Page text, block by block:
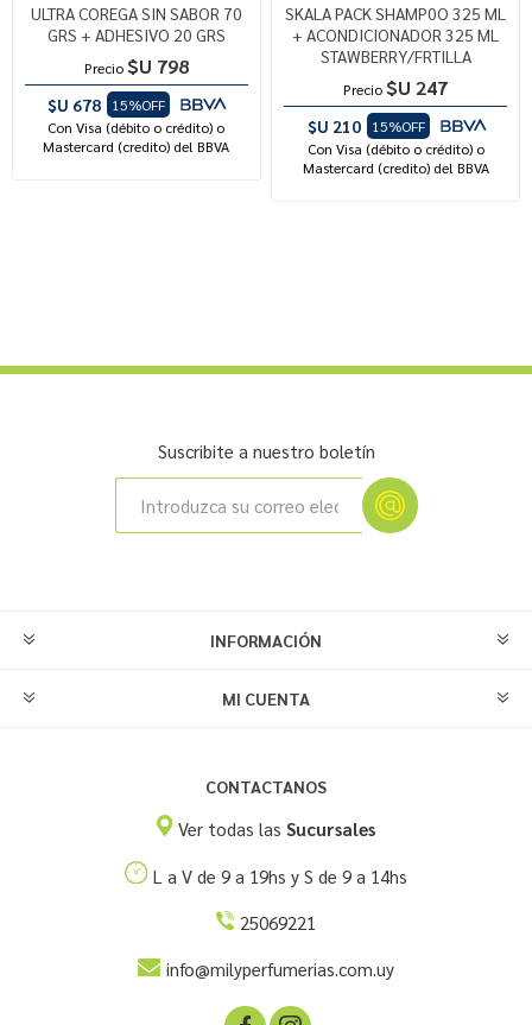
ULTRA COREGA SIN SABOR 70
GRS + ADHESIVO 20 GRS
Precio $U 798
$U 678
15%OFF
Con Visa (débito o crédito) o
Mastercard (credito) del BBVA
SKALA PACK SHAMP0O 325 ML
+ ACONDICIONADOR 325 ML
STAWBERRY/FRTILLA
Precio $U 247
$U 210
15%OFF
Con Visa (débito o crédito) o
Mastercard (credito) del BBVA
Suscribite a nuestro boletín
INFORMACIÓN
MI CUENTA
CONTACTANOS
Ver todas lasSucursales
L a V de 9 a 19hs y S de 9 a 14hs
25069221
info@milyperfumerias.com.uy